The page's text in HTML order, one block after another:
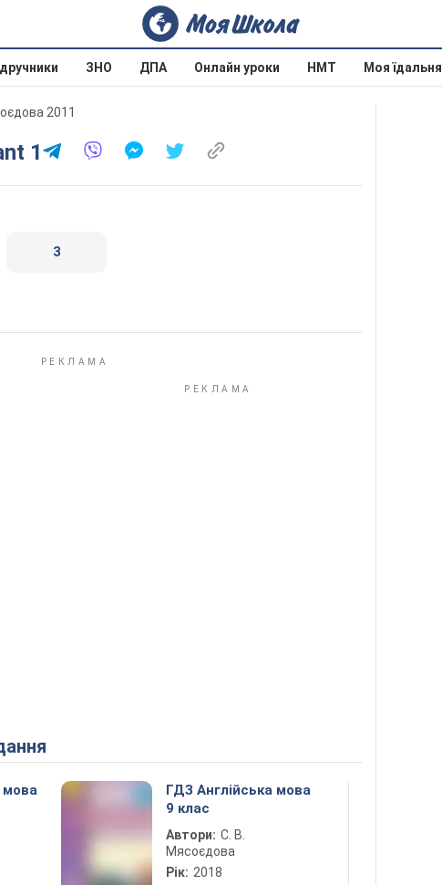
ЗНО ДПА Онлайн уроки НМТ Моя їдальня
2011
1
3
мова
ГДЗ Англійська мова
9 клас
Автори: С. В.
Мясоєдова
Рік: 2018